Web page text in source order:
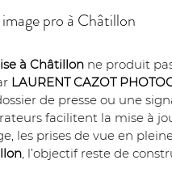
image pro à Châtillon
à Châtillon ne produit
LAURENT CAZOT
de presse ou une
facilitent la mise à
les prises de vue en
, l’objectif reste de